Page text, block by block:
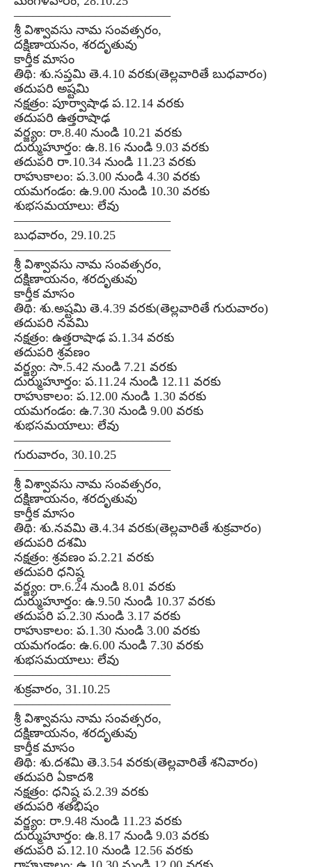
–––––––––––––––––––––––––
శ్రీ విశ్వావసు నామ సంవత్సరం,
దక్షిణాయనం, శరదృతువు
కార్తీక మాసం
తిథి: శు.సప్తమి తె.4.10 వరకు(తెల్లవారితే బుధవారం)
తదుపరి అష్టమి
నక్షత్రం: పూర్వాషాఢ ప.12.14 వరకు
తదుపరి ఉత్తరాషాఢ
వర్జ్యం: రా.8.40 నుండి 10.21 వరకు
దుర్ముహూర్తం: ఉ.8.16 నుండి 9.03 వరకు
తదుపరి రా.10.34 నుండి 11.23 వరకు
రాహుకాలం: ప.3.00 నుండి 4.30 వరకు
యమగండం: ఉ.9.00 నుండి 10.30 వరకు
శుభసమయాలు: లేవు
–––––––––––––––––––––––––
బుధవారం, 29.10.25
–––––––––––––––––––––––––
శ్రీ విశ్వావసు నామ సంవత్సరం,
దక్షిణాయనం, శరదృతువు
కార్తీక మాసం
తిథి: శు.అష్టమి తె.4.39 వరకు(తెల్లవారితే గురువారం)
తదుపరి నవమి
నక్షత్రం: ఉత్తరాషాఢ ప.1.34 వరకు
తదుపరి శ్రవణం
వర్జ్యం: సా.5.42 నుండి 7.21 వరకు
దుర్ముహూర్తం: ప.11.24 నుండి 12.11 వరకు
రాహుకాలం: ప.12.00 నుండి 1.30 వరకు
యమగండం: ఉ.7.30 నుండి 9.00 వరకు
శుభసమయాలు: లేవు
–––––––––––––––––––––––––
గురువారం, 30.10.25
–––––––––––––––––––––––––
శ్రీ విశ్వావసు నామ సంవత్సరం,
దక్షిణాయనం, శరదృతువు
కార్తీక మాసం
తిథి: శు.నవమి తె.4.34 వరకు(తెల్లవారితే శుక్రవారం)
తదుపరి దశమి
నక్షత్రం: శ్రవణం ప.2.21 వరకు
తదుపరి ధనిష్ఠ
వర్జ్యం: రా.6.24 నుండి 8.01 వరకు
దుర్ముహూర్తం: ఉ.9.50 నుండి 10.37 వరకు
తదుపరి ప.2.30 నుండి 3.17 వరకు
రాహుకాలం: ప.1.30 నుండి 3.00 వరకు
యమగండం: ఉ.6.00 నుండి 7.30 వరకు
శుభసమయాలు: లేవు
–––––––––––––––––––––––––
శుక్రవారం, 31.10.25
–––––––––––––––––––––––––
శ్రీ విశ్వావసు నామ సంవత్సరం,
దక్షిణాయనం, శరదృతువు
కార్తీక మాసం
తిథి: శు.దశమి తె.3.54 వరకు(తెల్లవారితే శనివారం)
తదుపరి ఏకాదశి
నక్షత్రం: ధనిష్ఠ ప.2.39 వరకు
తదుపరి శతభిషం
వర్జ్యం: రా.9.48 నుండి 11.23 వరకు
దుర్ముహూర్తం: ఉ.8.17 నుండి 9.03 వరకు
తదుపరి ప.12.10 నుండి 12.56 వరకు